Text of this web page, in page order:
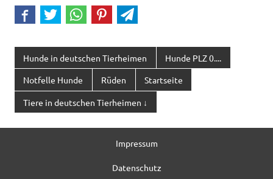
Hunde in deutschen Tierheimen Hunde PLZ 0....
Notfelle Hunde Rüden Startseite
Tiere in deutschen Tierheimen ↓
Impressum
Datenschutz